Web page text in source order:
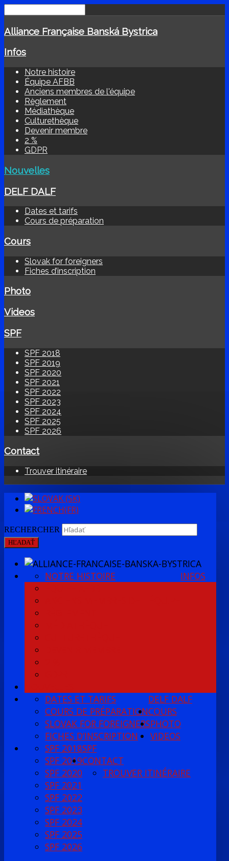
Alliance Française Banská Bystrica
Infos
Notre histoire
Équipe AFBB
Anciens membres de l'équipe
Règlement
Médiathèque
Culturethèque
Devenir membre
2 %
GDPR
Nouvelles
DELF DALF
Dates et tarifs
Cours de préparation
Cours
Slovak for foreigners
Fiches d’inscription
Photo
Videos
SPF
SPF 2018
SPF 2019
SPF 2020
SPF 2021
SPF 2022
SPF 2023
SPF 2024
SPF 2025
SPF 2026
Contact
Trouver itinéraire
RECHERCHER
HĽADAŤ
INFOS
NOTRE HISTOIRE
DELF DALF
DATES ET TARIFS
COURS DE PRÉPARATIONCOURS
SLOVAK FOR FOREIGNERS
FICHES D’INSCRIPTION
PHOTO
VIDEOS
SPF
SPF 2018
SPF 2019
SPF 2020
SPF 2021
SPF 2022
SPF 2023
SPF 2024
SPF 2025
SPF 2026
CONTACT
TROUVER ITINÉRAIRE